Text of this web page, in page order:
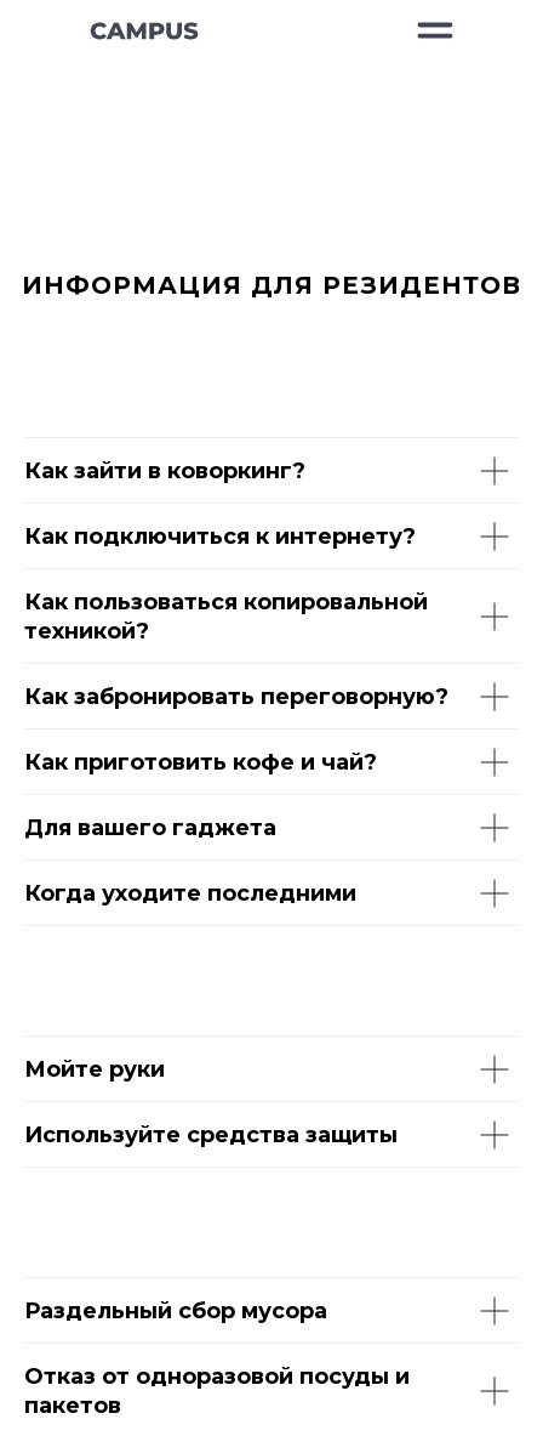
ИНФОРМАЦИЯ ДЛЯ РЕЗИДЕНТОВ
Как зайти в коворкинг?
Как подключиться к интернету?
Как пользоваться копировальной
техникой?
Как забронировать переговорную?
Как приготовить кофе и чай?
Для вашего гаджета
Когда уходите последними
Мойте руки
Используйте средства защиты
Раздельный сбор мусора
Отказ от одноразовой посуды и
пакетов